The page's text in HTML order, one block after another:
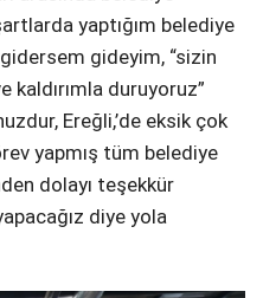
yaptığım belediye
gideyim, “sizin
kaldırımla duruyoruz”
Ereğli,’de eksik çok
yapmış tüm belediye
dolayı teşekkür
diye yola